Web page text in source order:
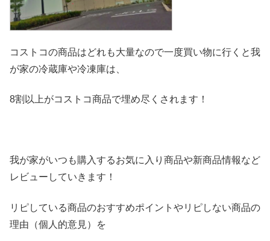
コストコの商品はどれも大量なので一度買い物に行くと我
が家の冷蔵庫や冷凍庫は、
8割以上がコストコ商品で埋め尽くされます！
我が家がいつも購入するお気に入り商品や新商品情報など
レビ ューしていきます！
リピしている商品のおすすめポイントやリピしない商品の
理由（個人的意見）を